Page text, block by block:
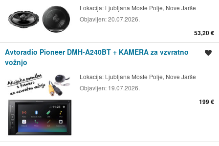
Lokacija: Ljubljana Moste Polje, Nove Jarše
Objavljen:20.07.2026.
53,20 €
Avtoradio Pioneer DMH-A240BT + KAMERA za vzvratno
vožnjo
Lokacija: Ljubljana Moste Polje, Nove Jarše
Objavljen: 19.07.2026.
199 €